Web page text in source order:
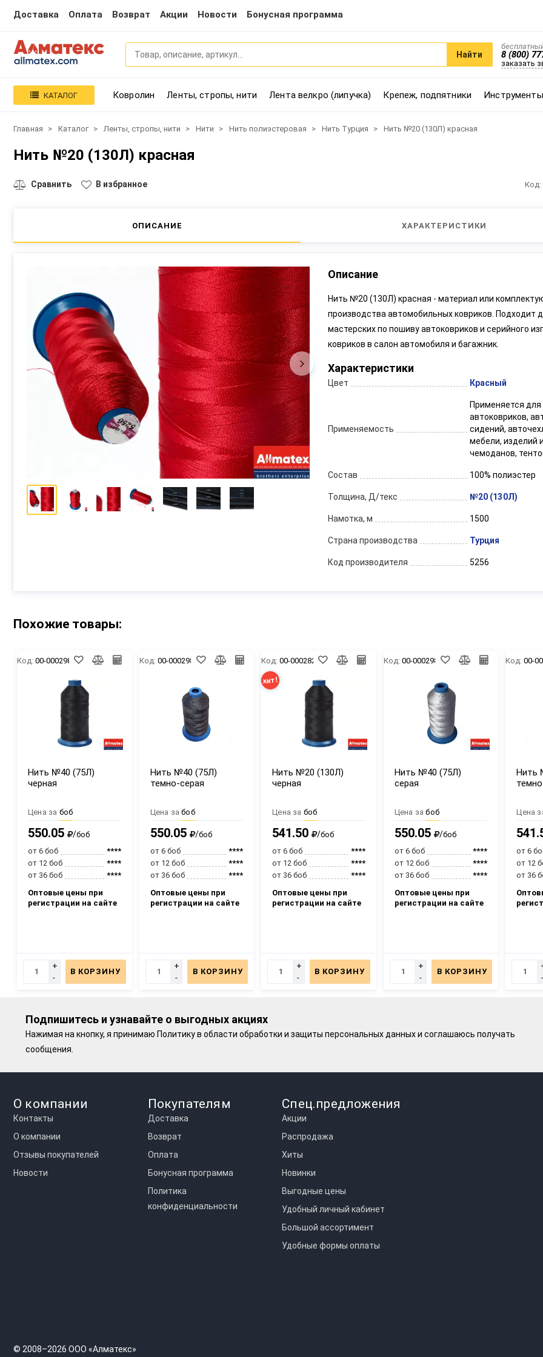
Доставка Оплата Возврат Акции Новости Бонусная программа
Найти 8 (800)
заказать
КАТАЛОГ Ковролин Ленты, стропы, нити Лента велкро (липучка) Крепеж, подпятники
Главная Каталог Ленты, стропы, нити Нити Нить полиэстеровая Нить Турция Нить №20 (130Л) красная
Нить №20 (130Л) красная
Сравнить В избранное Код:
ОПИСАНИЕ ХАРАКТЕРИСТИКИ
Описание
Нить №20 (130Л) красная - материал или
производства автомобильных ковриков. Подходит
мастерских по пошиву автоковриков и серийного
ковриков в салон автомобиля и багажник.
Характеристики
Цвет Красный
Применяемость
Применяется
автоковриков,
сидений,
мебели, изделий
чемоданов,
Состав 100% полиэстер
Толщина, Д/текс №20 (130Л)
Намотка, м 1500
Страна производства Турция
Код производителя 5256
Похожие товары:
Код: 00-00029823
Нить №40 (75Л)
черная
Цена за боб
550.05 /боб
от 6 боб
****
от 12 боб
****
от 36 боб
****
Оптовые цены при
регистрации на сайте
+
-
В КОРЗИНУ
Код: 00-00029822
Нить №40 (75Л)
темно-серая
Цена за боб
550.05 /боб
от 6 боб
****
от 12 боб
****
от 36 боб
****
Оптовые цены при
регистрации на сайте
+
-
В КОРЗИНУ
Код:00-00028222
хит!
Нить №20 (130Л)
черная
Цена за боб
541.50 /боб
от 6 боб
****
от 12 боб
****
от 36 боб
****
Оптовые цены при
регистрации на сайте
+
-
В КОРЗИНУ
Код: 00-00029821
Нить №40 (75Л)
серая
Цена за боб
550.05 /боб
от 6 боб
****
от 12 боб
****
от 36 боб
****
Оптовые цены при
регистрации на сайте
+
-
В КОРЗИНУ
Код:00-
Нить
Цена
от 6
от 12
от 36
-
Подпишитесь и узнавайте о выгодных акциях
Нажимая на кнопку, я принимаю Политику в области обработки и защиты персональных данныхи соглашаюсь получать
сообщения.
О компании
Контакты
О компании
Отзывы покупателей
Новости
Покупателям
Доставка
Возврат
Оплата
Бонусная программа
Политика
конфиденциальности
Спец.предложения
Акции
Распродажа
Хиты
Новинки
Выгодные цены
Удобный личный кабинет
Большой ассортимент
Удобные формы оплаты
© 2008–2026 ООО «Алматекс»